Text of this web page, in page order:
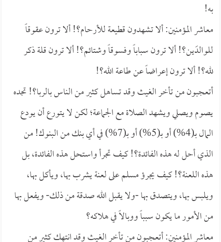
به!
معاشر المؤمنين: ألا تشهدون قطيعة للأرحام؟! ألا ترون عقوقاً
للوالدَين؟! ألا ترون سباباً وفسوقاً وشتائم؟! ألا ترون قلة ذكر
لله؟! ألا ترون إعراضاً عن طاعة الله؟!
أتعجبون من تأخر الغيث وقد تساهل كثير من الناس بالربا؟! تجده
يصوم ويصلي ويشهد الصلاة مع الجماعة؛ لكن لا يتورع أن يودع
المال بـ(4%) أو بـ(5%) أو بـ(7%) في أي بنك من البنوك! من
الذي أحل له هذه الفائدة؟! كيف تجرأ واستحل هذه الفائدة، بل
هذه اللعنة؟! كيف يجرؤ مسلم على لعنة يشرب بها، ويأكل بها،
ويلبس بها، ويتصدق بها -ولا يقبل الله صدقة من ذلك- ويفعل بها
من الأمور ما يكون سبباً ووبالاً في هلاكه؟
معاشر المؤمنين: أتعجبون من تأخر الغيث وقد انتهك كثير من